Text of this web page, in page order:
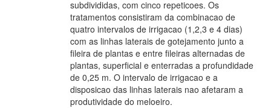
subdivididas, com cinco repeticoes. Os
tratamentos consistiram da combinacao de
quatro intervalos de irrigacao (1,2,3 e 4 dias)
com as linhas laterais de gotejamento junto a
fileira de plantas e entre fileiras alternadas de
plantas, superficial e enterradas a profundidade
de 0,25 m. O intervalo de irrigacao e a
disposicao das linhas laterais nao afetaram a
produtividade do meloeiro.